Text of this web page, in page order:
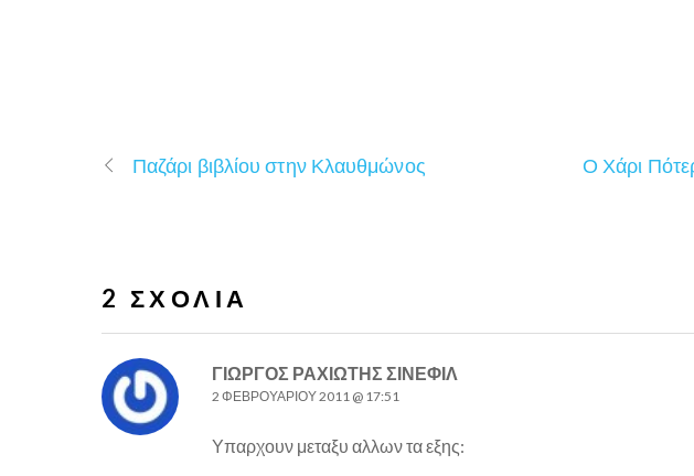
Παζάρι βιβλίου στην Κλαυθμώνος Ο Χάρι
2 ΣΧΌΛΙΑ
ΓΙΩΡΓΟΣ ΡΑΧΙΩΤΗΣ ΣΙΝΕΦΙΛ
2 ΦΕΒΡΟΥΑΡΊΟΥ 2011 @ 17:51
Υπαρχουν μεταξυ αλλων τα εξης: